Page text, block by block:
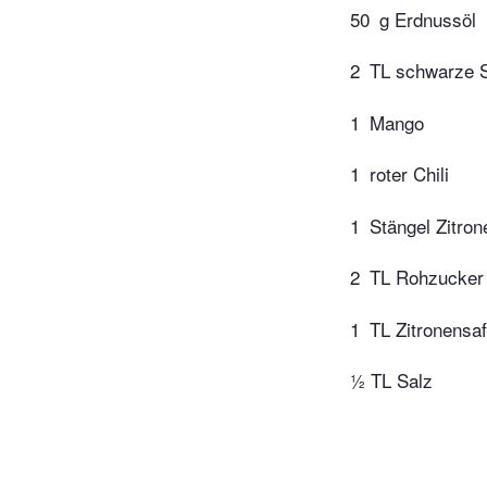
50 g Erdnussöl
2 TL schwarze
1 Mango
1 roter Chili
1 Stängel
2 TL Rohzucker
1 TL
½ TL Salz